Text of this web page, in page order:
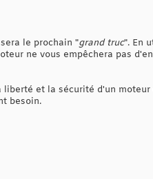
le prochain "grand truc". En
ne vous empêchera pas
liberté et la sécurité d'un moteur
besoin.